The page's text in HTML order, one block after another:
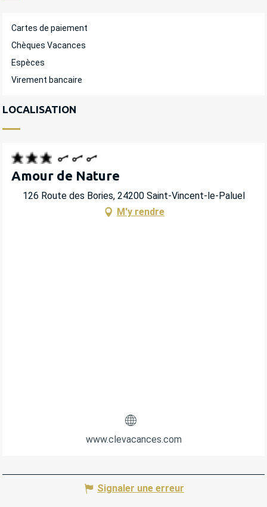
Cartes de paiement
Chèques Vacances
Espèces
Virement bancaire
LOCALISATION
Amour de Nature
126 Route des Bories, 24200 Saint-Vincent-le-Paluel
M'y rendre
www.clevacances.com
Signaler une erreur